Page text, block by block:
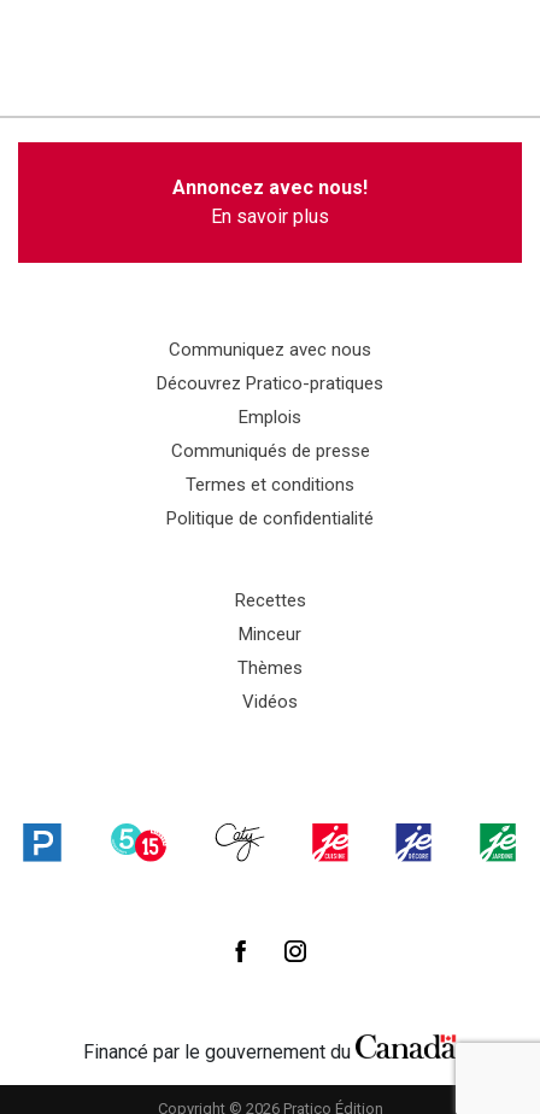
Annoncez avec nous!
En savoir plus
Communiquez avec nous
Découvrez Pratico-pratiques
Emplois
Communiqués de presse
Termes et conditions
Politique de confidentialité
Recettes
Minceur
Thèmes
Vidéos
Financé par le gouvernement du
Copyright © 2026 Pratico Édition